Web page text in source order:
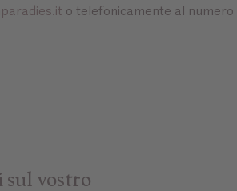
o telefonicamente al numero
sul vostro